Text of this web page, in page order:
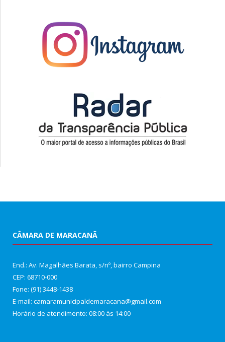
CÂMARA DE MARACANÃ
End.: Av. Magalhães Barata, s/nº, bairro Campina
CEP: 68710-000
Fone: (91) 3448-1438
E-mail: camaramunicipaldemaracana@gmail.com
Horário de atendimento: 08:00 às 14:00